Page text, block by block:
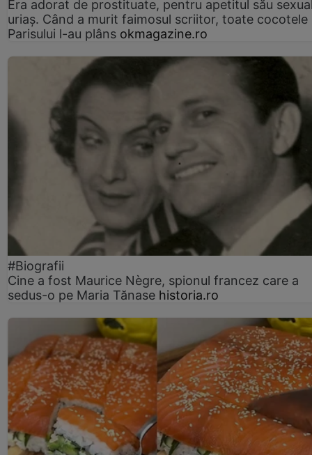
Era adorat de prostituate, pentru apetitul său
uriaș. Când a murit faimosul scriitor, toate cocotele
Parisului l-au plâns okmagazine.ro
#Biografii
Cine a fost Maurice Nègre, spionul francez care a
sedus-o pe Maria Tănase historia.ro